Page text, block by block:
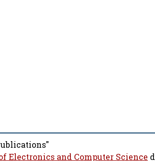
Electronics and Computer Science